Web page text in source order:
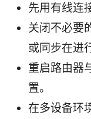
先用有线连
关闭不必要
或同步在进
重启路由器
置。
在多设备环